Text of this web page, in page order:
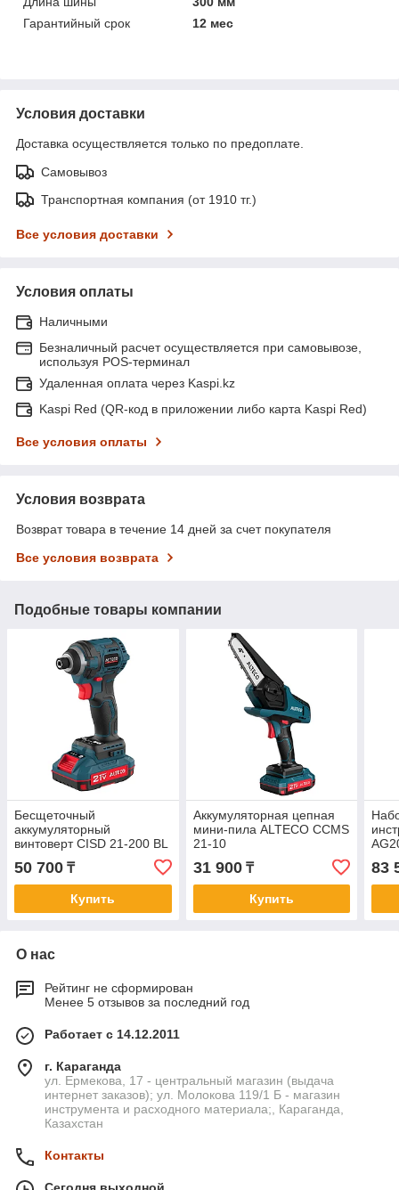
Гарантийный срок
12 мес
Условия доставки
Доставка осуществляется только по предоплате.
Самовывоз
Транспортная компания (от 1910 тг.)
Все условия доставки
Условия оплаты
Наличными
Безналичный расчет осуществляется при самовывозе,
используя POS-терминал
Удаленная оплата через Kaspi.kz
Kaspi Red (QR-код в приложении либо карта Kaspi Red)
Все условия оплаты
Условия возврата
Возврат товара в течение 14 дней за счет покупателя
Все условия возврата
Подобные товары компании
Бесщеточный
аккумуляторный
винтоверт CISD 21-200 BL
50 700 ₸
Купить
Аккумуляторная цепная
мини-пила ALTECO CCMS
21-10
31 900₸
Купить
83
О нас
Рейтинг не сформирован
Менее 5 отзывов за последний год
Работает с 14.12.2011
г. Караганда
ул. Ермекова, 17 - центральный магазин (выдача
интернет заказов); ул. Молокова 119/1 Б - магазин
инструмента и расходного материала;, Караганда,
Казахстан
Контакты